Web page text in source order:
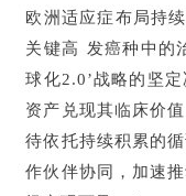
欧洲适应症布局持
关键高发癌种
球化2.0’战略的坚
资产兑现其临床价
待依托持续积累的
作伙伴协同，加速